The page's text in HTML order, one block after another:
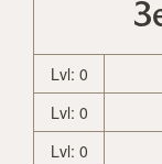
Lvl: 0
Lvl: 0
Lvl: 0